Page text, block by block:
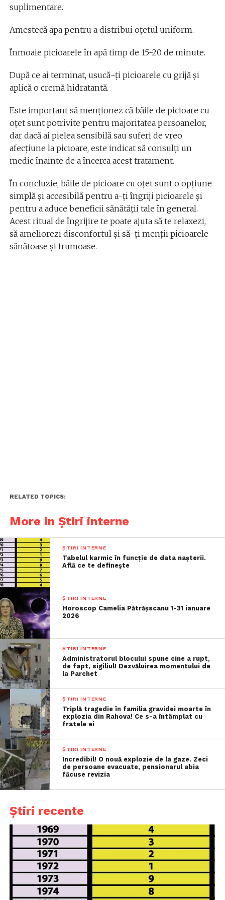
suplimentare.
Amestecă apa pentru a distribui oțetul uniform.
Înmoaie picioarele în apă timp de 15-20 de minute.
După ce ai terminat, usucă-ți picioarele cu grijă și
aplică o cremă hidratantă.
Este important să menționez că băile de picioare cu
oțet sunt potrivite pentru majoritatea persoanelor,
dar dacă ai pielea sensibilă sau suferi de vreo
afecțiune la picioare, este indicat să consulți un
medic înainte de a încerca acest tratament.
În concluzie, băile de picioare cu oțet sunt o opțiune
simplă și accesibilă pentru a-ți îngriji picioarele și
pentru a aduce beneficii sănătății tale în general.
Acest ritual de îngrijire te poate ajuta să te relaxezi,
să ameliorezi disconfortul și să-ți menții picioarele
sănătoase și frumoase.
RELATED TOPICS:
More in Știri interne
ȘTIRI INTERNE
Tabelul karmic în funcție de data nașterii.
Află ce te definește
ȘTIRI INTERNE
Horoscop Camelia Pătrășscanu 1-31 ianuare
2026
ȘTIRI INTERNE
Administratorul blocului spune cine a rupt,
de fapt, sigiliul! Dezvăluirea momentului de
la Parchet
ȘTIRI INTERNE
Triplă tragedie în familia gravidei moarte în
explozia din Rahova! Ce s-a întâmplat cu
fratele ei
ȘTIRI INTERNE
Incredibil! O nouă explozie de la gaze. Zeci
de persoane evacuate, pensionarul abia
făcuse revizia
Știri recente